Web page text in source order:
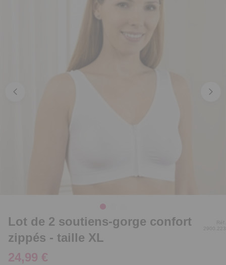
Lot de 2 soutiens-gorge confort
zippés - taille XL
Réf.
2900.223
24,99 €